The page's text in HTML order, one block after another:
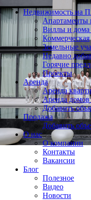
Недвижимость на
Апартаменты
Виллы и дома
Коммерческая
Земельные
Недавно
Горячие
Проекты
Аренда
Аренда
Аренда домов
Добавить
Продажа
Добавить
О нас
О компании
Контакты
Вакансии
Блог
Полезное
Видео
Новости